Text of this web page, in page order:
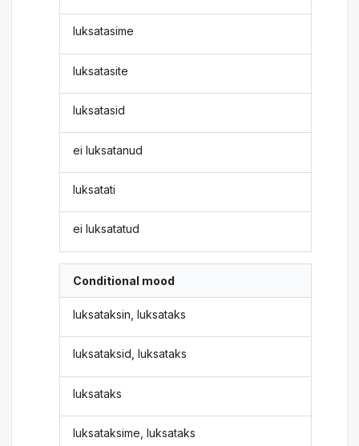
luksatasime
luksatasite
luksatasid
ei luksatanud
luksatati
ei luksatatud
Conditional mood
luksataksin, luksataks
luksataksid, luksataks
luksataks
luksataksime, luksataks